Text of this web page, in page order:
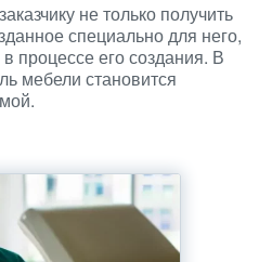
не только получить
специально для него,
процессе его создания. В
мебели становится